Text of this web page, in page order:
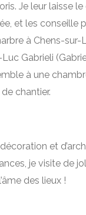
Je leur laisse le
et les conseille
à Chens-
Gabrieli
à une
chantier.
et
je visite de
des lieux !